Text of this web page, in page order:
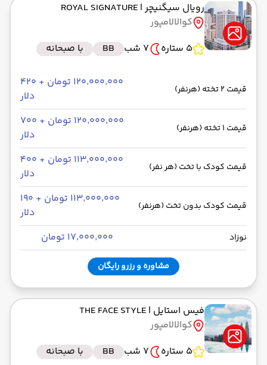
رویال سیگنیچر| ROYAL SIGNATURE
کوالالامپور
5 ستاره
7 شب BB با صبحانه
قیمت 2 تخته (هرنفر)
۱۲۰٬۰۰۰٬۰۰۰ تومان + ۴۲۰
دلار
قیمت 1 تخته (هرنفر)
۱۲۰٬۰۰۰٬۰۰۰ تومان + ۷۰۰
دلار
قیمت کودک با تخت (هر نفر)
۱۱۳٬۰۰۰٬۰۰۰ تومان + ۴۰۰
دلار
قیمت کودک بدون تخت (هرنفر)
۱۱۳٬۰۰۰٬۰۰۰ تومان + ۱۹۰
دلار
نوزاد ۱۷٬۰۰۰٬۰۰۰ تومان
مشاوره و رزرو رایگان
فیس استایل | THE FACE STYLE
کوالالامپور
5 ستاره
7 شب BB با صبحانه